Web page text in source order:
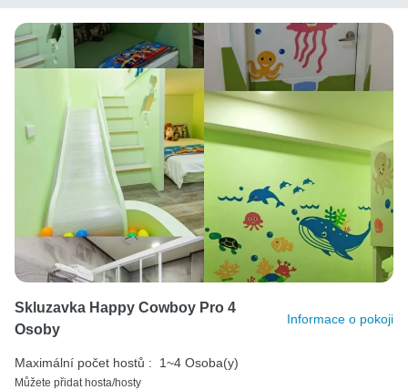
Skluzavka Happy Cowboy Pro 4
Osoby
Informace o pokoji
Maximální počet hostů : 1~4 Osoba(y)
Můžete přidat hosta/hosty